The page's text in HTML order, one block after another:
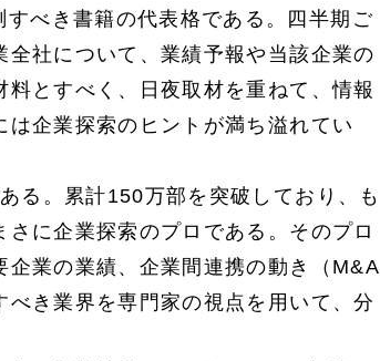
べき書籍の代表格である。四半期ご
社について、業績予報や当該企業の
とすべく、日夜取材を重ねて、情報
企業探索のヒントが満ち溢れてい
る。累計150万部を突破しており、も
に企業探索のプロである。そのプロ
業の業績、企業間連携の動き（M&A
き業界を専門家の視点を用いて、分